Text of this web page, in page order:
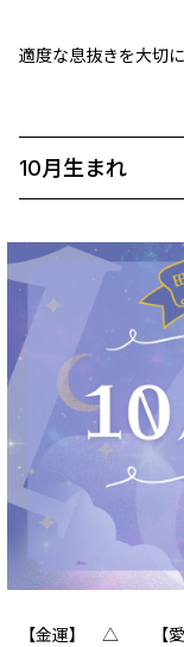
適度な息抜きを大切
10月生まれ
【金運】 △ 【